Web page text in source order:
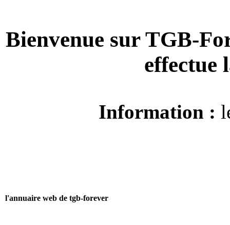
Bienvenue sur TGB-
Information :
l'annuaire web de tgb-forever